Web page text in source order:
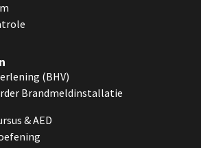
(BHV)
Brandmeldinstallatie
& AED